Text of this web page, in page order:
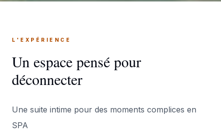
L'EXPÉRIENCE
Un espace pensé pour
déconnecter
Une suite intime pour des moments complices en
SPA